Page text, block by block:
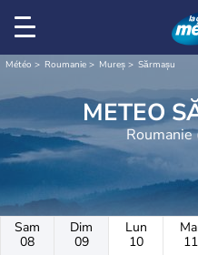
Météo Roumanie Mureș Sărmașu
Roumanie
Sam
08
Dim
09
Lun
10
11